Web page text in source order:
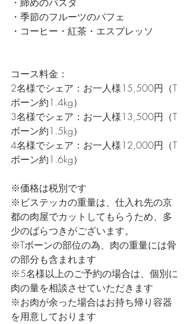
・締めのパスタ
・季節のフルーツのパフェ
・コーヒー・紅茶・エスプレッソ
コース料金：
2名様でシェア：お一人様15,500円（T
ボーン約1.4kg）
3名様でシェア：お一人様13,500円（T
ボーン約1.5kg）
4名様でシェア：お一人様12,000円（T
ボーン約1.6kg）
※価格は税別です
※ビステッカの重量は、仕入れ先の京
都の肉屋でカットしてもらうため、多
少のばらつきがございます。
※Tボーンの部位の為、肉の重量には骨
の部分も含まれます
※5名様以上のご予約の場合は、個別に
肉の量を相談させていただきます
※お肉が余った場合はお持ち帰り容器
を用意しております